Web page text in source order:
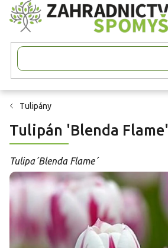
Přejít
na
obsah
Tulipány
Tulipán 'Blenda Flame'
Tulipa´Blenda Flame´